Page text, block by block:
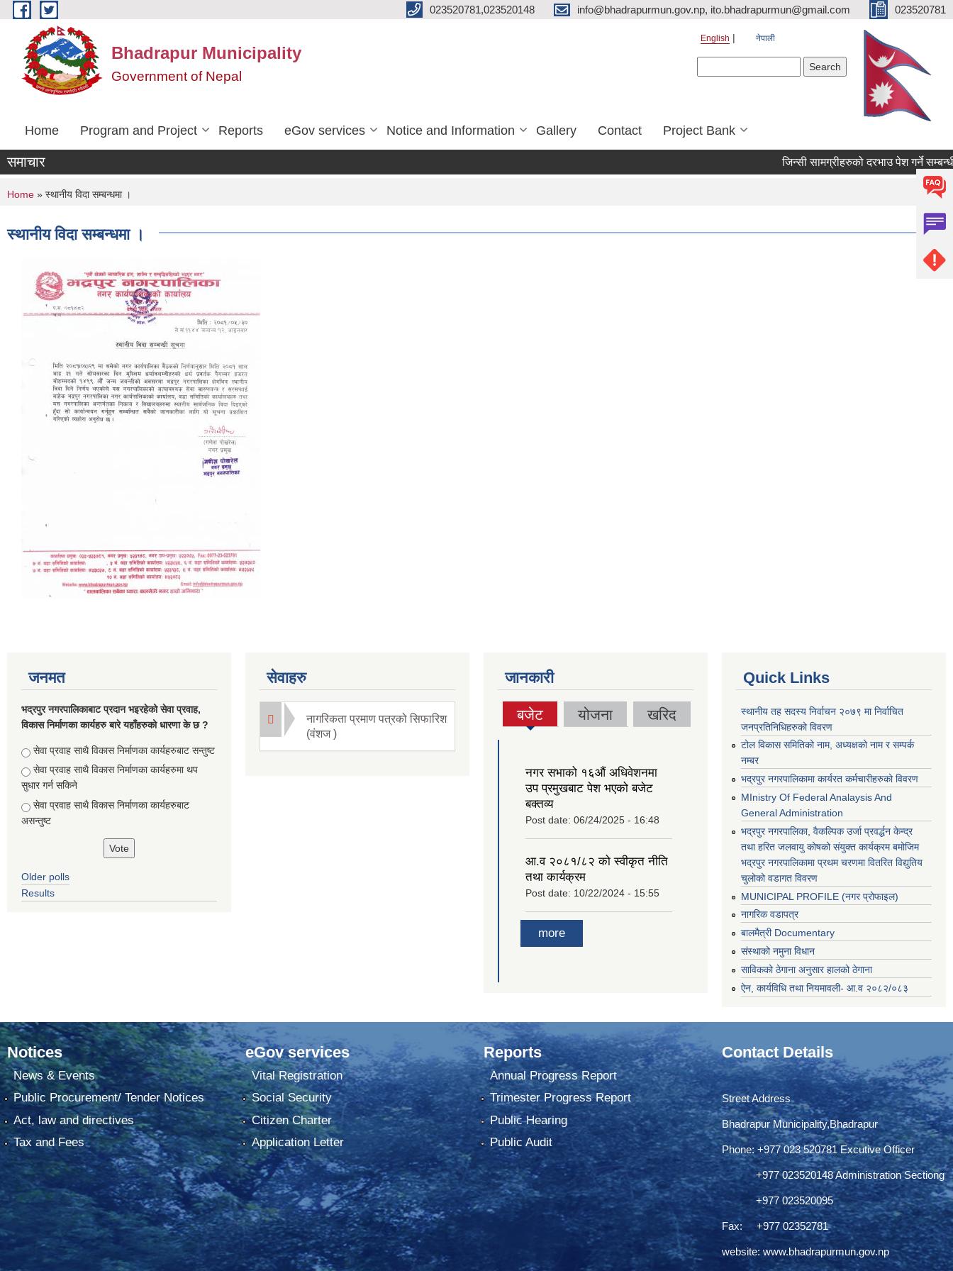
Skip to main content 023520781,023520148 info@bhadrapurmun.gov.np, ito.bhadrapurmun@gmail.com 023520781
Bhadrapur Municipality
Government of Nepal
English नेपाली
Home Program and Project Reports eGov services Notice and Information Gallery Contact Project Bank
समाचार जिन्सी सामग्रीहरुको दरभाउ पेश गर्ने सम्बन्धी
You are here
Home » स्थानीय विदा सम्बन्धमा ।
स्थानीय विदा सम्बन्धमा ।
जनमत
भद्रपुर नगरपालिकाबाट प्रदान भइरहेको सेवा प्रवाह,
विकास निर्माणका कार्यहरु बारे यहाँहरुको धारणा के छ ?
Choices
सेवा प्रवाह साथै विकास निर्माणका कार्यहरुबाट सन्तुष्ट
सेवा प्रवाह साथै विकास निर्माणका कार्यहरुमा थप
सुधार गर्न सकिने
सेवा प्रवाह साथै विकास निर्माणका कार्यहरुबाट
असन्तुष्ट
Older polls
Results
सेवाहरु
नागरिकता प्रमाण पत्रको सिफारिश
(वंशज )
जानकारी
बजेट
(active
योजना खरिद
नगर सभाको १६‍औं अधिवेशनमा
उप प्रमुखबाट पेश भएको बजेट
बक्तव्य
Post date: 06/24/2025 - 16:48
आ.व २०८१/८२ को स्वीकृत नीति
तथा कार्यक्रम
Post date: 10/22/2024 - 15:55
more
Quick Links
स्थानीय तह सदस्य निर्वाचन २०७९ मा निर्वाचित
जनप्रतिनिधिहरुको विवरण
टोल विकास समितिको नाम, अध्यक्षको नाम र सम्पर्क
नम्बर
भद्रपुर नगरपालिकामा कार्यरत कर्मचारीहरुको विवरण
MInistry Of Federal Analaysis And
General Administration
भद्रपुर नगरपालिका, वैकल्पिक उर्जा प्रवर्द्धन केन्द्र
तथा हरित जलवायु कोषको संयुक्त कार्यक्रम बमोजिम
भद्रपुर नगरपालिकामा प्रथम चरणमा वितरित विद्युतिय
चुलोको वडागत विवरण
MUNICIPAL PROFILE (नगर प्रोफाइल)
नागरिक वडापत्र
बालमैत्री Documentary
संस्थाको नमुना विधान
साविकको ठेगाना अनुसार हालको ठेगाना
ऐन, कार्यविधि तथा नियमावली- आ.व २०८२/०८३
Notices
News & Events
Public Procurement/ Tender Notices
Act, law and directives
Tax and Fees
eGov services
Vital Registration
Social Security
Citizen Charter
Application Letter
Reports
Annual Progress Report
Trimester Progress Report
Public Hearing
Public Audit
Contact Details
Street Address
Bhadrapur Municipality,Bhadrapur
Phone: ‌+977 023 520781 Excutive Officer
+977 023520148 Administration Sectiong
+977 023520095
Fax: +977 02352781
website: www.bhadrapurmun.gov.np